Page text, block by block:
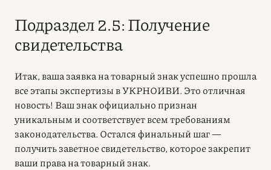
Подраздел 2.5: Получение
свидетельства
Итак, ваша заявка на товарный знак успешно прошла
все этапы экспертизы в УКРНОИВИ. Это отличная
новость! Ваш знак официально признан
уникальным и соответствует всем требованиям
законодательства. Остался финальный шаг —
получить заветное свидетельство, которое закрепит
ваши права на товарный знак.